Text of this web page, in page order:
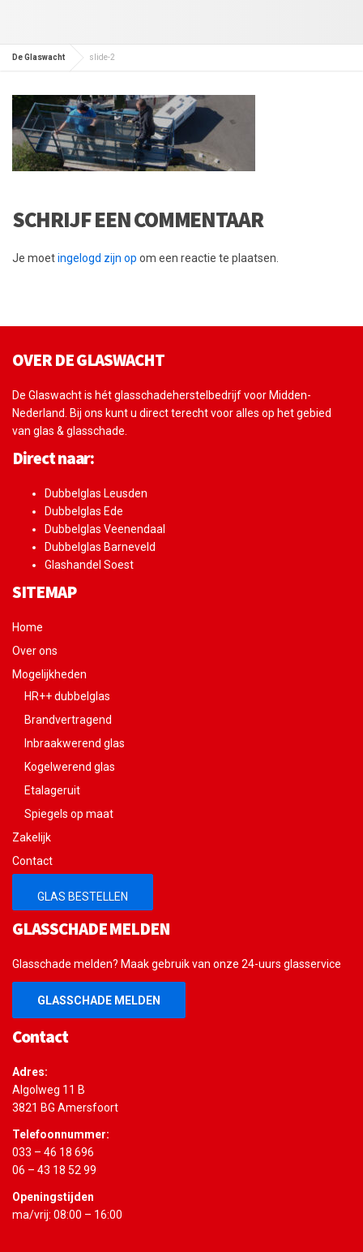
De Glaswacht slide-2
SCHRIJF EEN COMMENTAAR
Je moetingelogd zijn op om een reactie te plaatsen.
OVER DE GLASWACHT
De Glaswacht is hét glasschadeherstelbedrijf voor Midden-
Nederland. Bij ons kunt u direct terecht voor alles op het gebied
van glas & glasschade.
Direct naar:
Dubbelglas Leusden
Dubbelglas Ede
Dubbelglas Veenendaal
Dubbelglas Barneveld
Glashandel Soest
SITEMAP
Home
Over ons
Mogelijkheden
HR++ dubbelglas
Brandvertragend
Inbraakwerend glas
Kogelwerend glas
Etalageruit
Spiegels op maat
Zakelijk
Contact
GLAS BESTELLEN
GLASSCHADE MELDEN
Glasschade melden? Maak gebruik van onze 24-uurs glasservice
GLASSCHADE MELDEN
Contact
Adres:
Algolweg 11 B
3821 BG Amersfoort
Telefoonnummer:
033 – 46 18 696
06 – 43 18 52 99
Openingstijden
ma/vrij: 08:00 – 16:00